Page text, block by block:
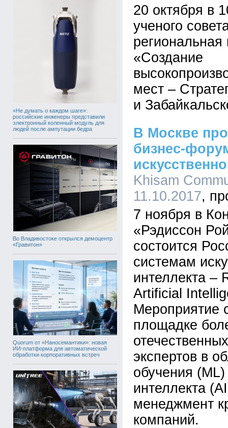
«Не думать о каждом шаге»:
российские инженеры представили
электронный коленный модуль для
людей после ампутации бедра
Во Владивостоке открылся демоцентр
«Гравитон»
Quorum от «Наносемантики»: новая
ИИ-платформа для автоматической
обработки корпоративных встреч
20 октября в
ученого
«Создание
мест –
и
В Москве
бизнес-
Khisam
11.10.2017
7 ноября в
«Рэдиссон
состоится
системам
интеллекта –
Artificial
Мероприятие
площадке
экспертов в
обучения (ML)
интеллекта
менеджмент
компаний.